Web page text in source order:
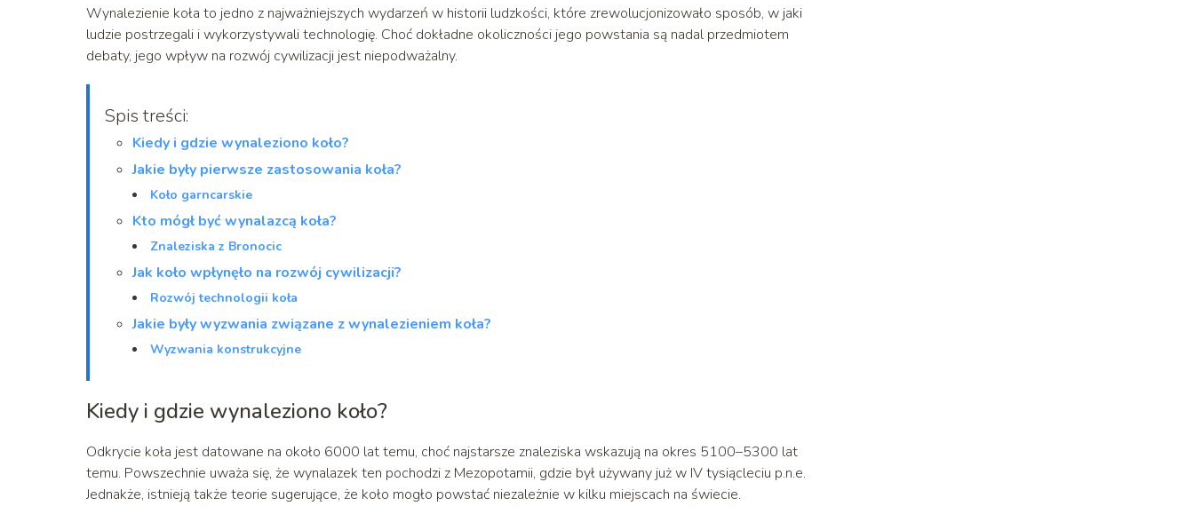
Wynalezienie koła to jedno z najważniejszych wydarzeń w historii ludzkości, które zrewolucjonizowało sposób, w jaki
ludzie postrzegali i wykorzystywali technologię. Choć dokładne okoliczności jego powstania są nadal przedmiotem
debaty, jego wpływ na rozwój cywilizacji jest niepodważalny.
Spis treści:
Kiedy i gdzie wynaleziono koło?
Jakie były pierwsze zastosowania koła?
Koło garncarskie
Kto mógł być wynalazcą koła?
Znaleziska z Bronocic
Jak koło wpłynęło na rozwój cywilizacji?
Rozwój technologii koła
Jakie były wyzwania związane z wynalezieniem koła?
Wyzwania konstrukcyjne
Kiedy i gdzie wynaleziono koło?
Odkrycie koła jest datowane na około 6000 lat temu, choć najstarsze znaleziska wskazują na okres 5100–5300 lat
temu. Powszechnie uważa się, że wynalazek ten pochodzi z Mezopotamii, gdzie był używany już w IV tysiącleciu p.n.e.
Jednakże, istnieją także teorie sugerujące, że koło mogło powstać niezależnie w kilku miejscach na świecie.